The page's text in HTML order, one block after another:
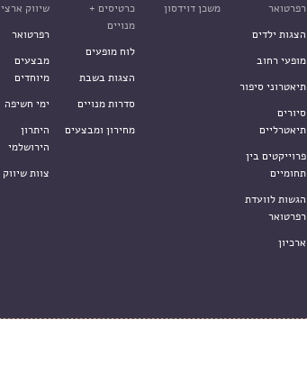
רפרטואר
הצגות ילדים
מופעי רחוב
תיאטרוני סיפור
סיורים
תיאטרליים
פרוייקטים בין
תחומיים
הגשות לוועדת
רפרטואר
ארכיון
משכן דוידסון
כרטיסים +
מנויים
לוח מופעים
הצגות בשבת
סדרות מנויים
מחירון ומבצעים
שיווק ארצי
רפרטואר
מבצעים
מיוחדים
ימי חשיפה
היתרון
הירושלמי
צוות שיווק